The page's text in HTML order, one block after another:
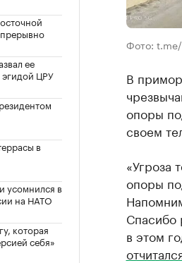
ее
ЦРУ
в
усомнился в
на НАТО
которая
себя»
Фото:
В
опоры
своем
«Угроза
опоры
Спасибо
в этом